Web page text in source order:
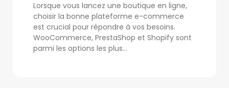
Lorsque vous lancez une boutique en ligne,
choisir la bonne plateforme e-commerce
est crucial pour répondre à vos besoins.
WooCommerce, PrestaShop et Shopify sont
parmi les options les plus...